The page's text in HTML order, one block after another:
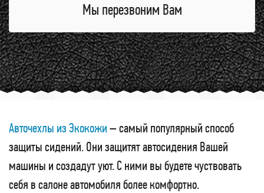
Мы перезвоним Вам
Авточехлы из Экокожи– самый популярный способ
защиты сидений. Они защитят автосидения Вашей
машины и создадут уют. С ними вы будете чуствовать
себя в салоне автомобиля более комфортно.